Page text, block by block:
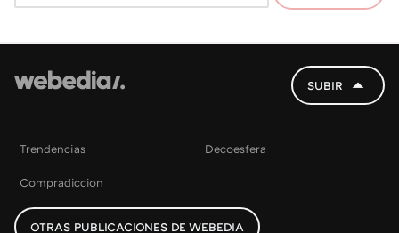
SUBIR
Trendencias Decoesfera
Compradiccion
OTRAS PUBLICACIONES DE WEBEDIA